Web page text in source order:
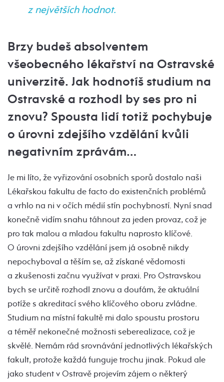
z největších hodnot.
Brzy budeš absolventem
všeobecného lékařství na Ostravské
univerzitě. Jak hodnotíš studium na
Ostravské a rozhodl by ses pro ni
znovu? Spousta lidí totiž pochybuje
o úrovni zdejšího vzdělání kvůli
negativním zprávám…
Je mi líto, že vyřizování osobních sporů dostalo naši
Lékařskou fakultu de facto do existenčních problémů
a vrhlo na ni v očích médií stín pochybností. Nyní snad
konečně vidím snahu táhnout za jeden provaz, což je
pro tak malou a mladou fakultu naprosto klíčové.
O úrovni zdejšího vzdělání jsem já osobně nikdy
nepochyboval a těším se, až získané vědomosti
a zkušenosti začnu využívat v praxi. Pro Ostravskou
bych se určitě rozhodl znovu a doufám, že aktuální
potíže s akreditací svého klíčového oboru zvládne.
Studium na místní fakultě mi dalo spoustu prostoru
a téměř nekonečné možnosti seberealizace, což je
skvělé. Nemám rád srovnávání jednotlivých lékařských
fakult, protože každá funguje trochu jinak. Pokud ale
jako student v Ostravě projevím zájem o některý